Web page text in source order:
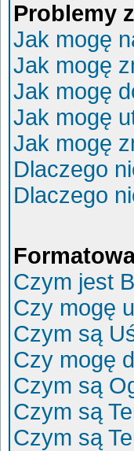
Problemy
Jak mogę
Jak mogę
Jak mogę
Jak mogę
Jak mogę
Dlaczego
Dlaczego
Czym jest
Czy mogę
Czym są
Czy mogę
Czym są
Czym są
Czym są